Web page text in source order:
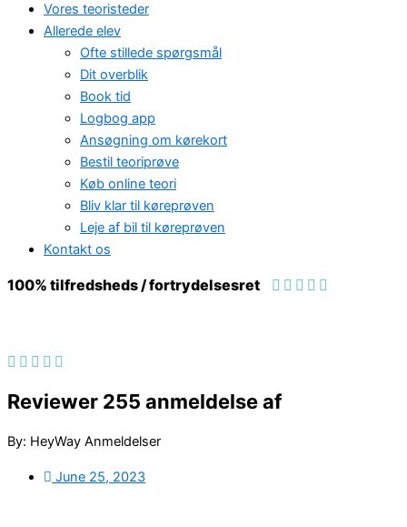
Vores teoristeder
Allerede elev
Ofte stillede spørgsmål
Dit overblik
Book tid
Logbog app
Ansøgning om kørekort
Bestil teoriprøve
Køb online teori
Bliv klar til køreprøven
Leje af bil til køreprøven
Kontakt os
100% tilfredsheds / fortrydelsesret
Reviewer 255 anmeldelse af
By: HeyWay Anmeldelser
June 25, 2023